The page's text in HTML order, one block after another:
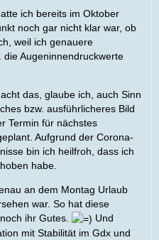
ich bereits im Oktober
noch gar nicht klar war, ob
weil ich genauere
Augeninnendruckwerte
das, glaube ich, auch Sinn
bzw. ausführlicheres Bild
Termin für nächstes
Aufgrund der Corona-
bin ich heilfroh, dass ich
habe.
an dem Montag Urlaub
war. So hat diese
ihr Gutes.
Und
mit Stabilität im Gdx und